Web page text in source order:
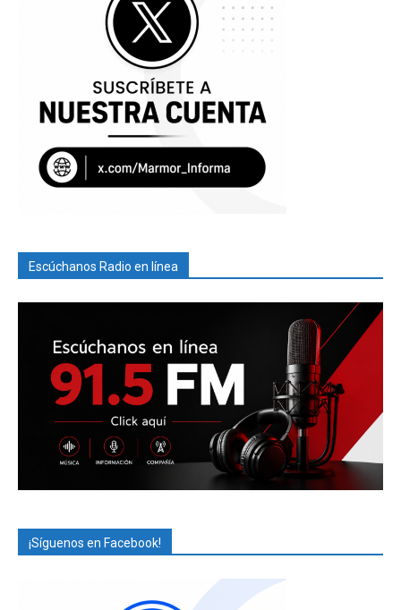
Escúchanos Radio en línea
¡Síguenos en Facebook!